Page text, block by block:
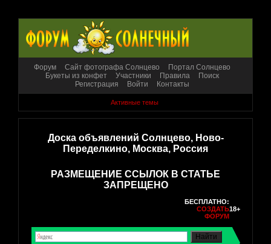
Форум Сайт фотографа Солнцево
Портал Солнцево
Букеты из конфет
Участники Правила
Поиск
Регистрация
Войти Контакты
Активные темы
Доска объявлений Солнцево, Ново-
Переделкино, Москва, Россия
РАЗМЕЩЕНИЕ ССЫЛОК В СТАТЬЕ
ЗАПРЕЩЕНО
БЕСПЛАТНО:
СОЗДАТЬ
ФОРУМ
18+